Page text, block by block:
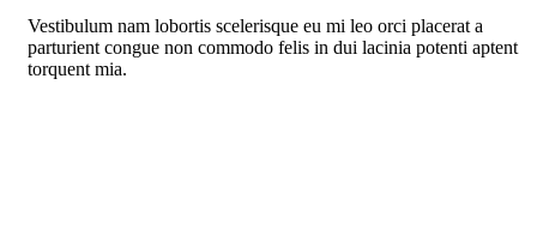
Vestibulum nam lobortis scelerisque eu mi leo orci placerat a
parturient congue non commodo felis in dui lacinia potenti aptent
torquent mia.